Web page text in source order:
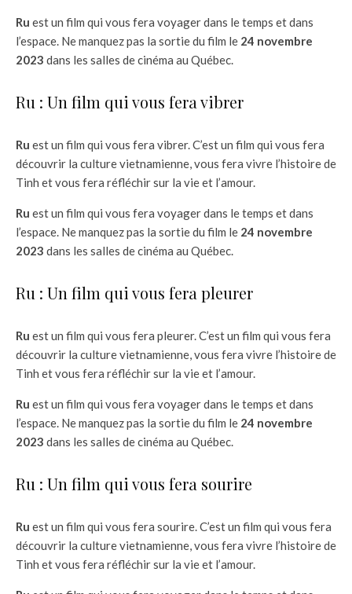
Ru est un film qui vous fera voyager dans le temps et dans
l’espace. Ne manquez pas la sortie du film le 24 novembre
2023 dans les salles de cinéma au Québec.
Ru : Un film qui vous fera vibrer
Ru est un film qui vous fera vibrer. C’est un film qui vous fera
découvrir la culture vietnamienne, vous fera vivre l’histoire de
Tinh et vous fera réfléchir sur la vie et l’amour.
Ru est un film qui vous fera voyager dans le temps et dans
l’espace. Ne manquez pas la sortie du film le 24 novembre
2023 dans les salles de cinéma au Québec.
Ru : Un film qui vous fera pleurer
Ru est un film qui vous fera pleurer. C’est un film qui vous fera
découvrir la culture vietnamienne, vous fera vivre l’histoire de
Tinh et vous fera réfléchir sur la vie et l’amour.
Ru est un film qui vous fera voyager dans le temps et dans
l’espace. Ne manquez pas la sortie du film le 24 novembre
2023 dans les salles de cinéma au Québec.
Ru : Un film qui vous fera sourire
Ru est un film qui vous fera sourire. C’est un film qui vous fera
découvrir la culture vietnamienne, vous fera vivre l’histoire de
Tinh et vous fera réfléchir sur la vie et l’amour.